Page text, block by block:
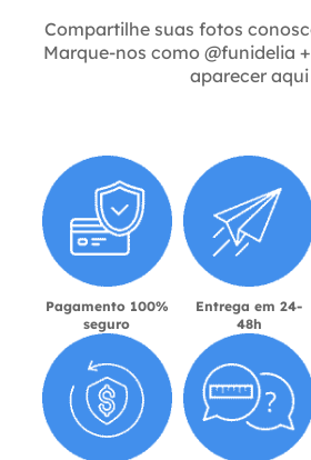
Compartilhe suas fotos
Marque-nos como @funidelia +
aparecer aqui
Pagamento 100%
seguro
Entrega em 24-
48h